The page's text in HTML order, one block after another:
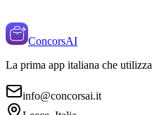
ConcorsAI
La prima app italiana che
info@concorsai.it